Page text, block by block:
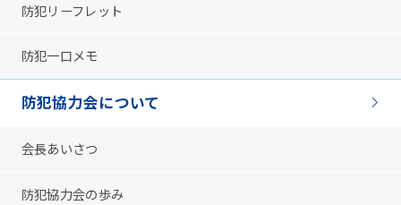
防犯リーフレット
防犯一口メモ
防犯協力会について
会長あいさつ
防犯協力会の歩み